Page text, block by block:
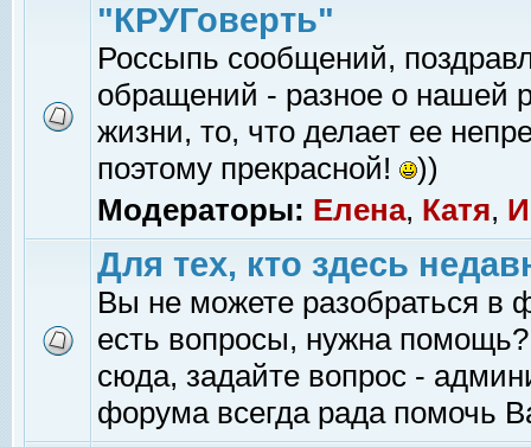
"КРУГоверть"
Россыпь сообщений,
обращений - разное о нашей
жизни, то, что делает ее
поэтому прекрасной!
))
Модераторы: Елена, Катя,
Для тех, кто здесь
Вы не можете разобраться в
есть вопросы, нужна помощь?
сюда, задайте вопрос -
форума всегда рада помочь